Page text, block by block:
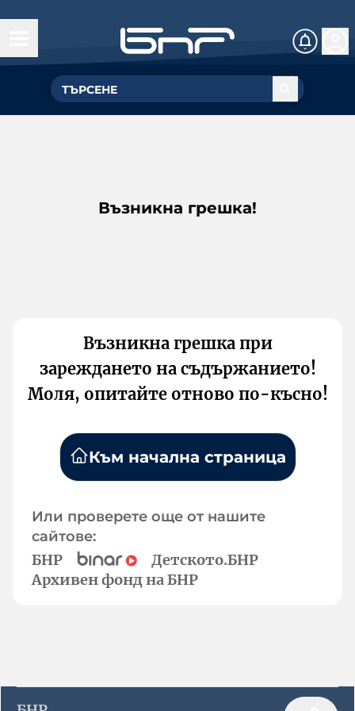
Възникна грешка!
Възникна грешка при
зареждането на съдържанието!
Моля, опитайте отново по-късно!
Към начална страница
Или проверете още от нашите
сайтове:
БНР
Детското.БНР
Архивен фонд на БНР